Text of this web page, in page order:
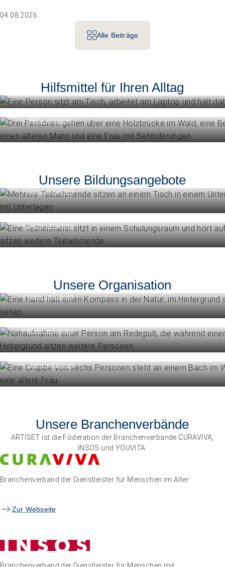
gemanagt hat, wartet nun ihr persönliches Grossprojekt.
04.08.2026
Alle Beiträge
Hilfsmittel für Ihren Alltag
Mehr erfahren
Menschen unterstützen
Know-how für die tägliche
Mehr erfahren
Unsere Bildungsangebote
Höhere Fachschulen
Mehr erfahren
Weiterbildung
Erweitern Sie Ihre Kompetenzen
Mehr erfahren
Unsere Organisation
Mehr erfahren
Engagement
Politik und Positionen
Mehr erfahren
Organisation
Die Föderation im Überblick
Mehr erfahren
Unsere Branchenverbände
ARTISET ist die Föderation der Branchenverbände CURAVIVA,
INSOS und YOUVITA.
Branchenverband der Dienstleister für Menschen im Alter
Zur Webseite